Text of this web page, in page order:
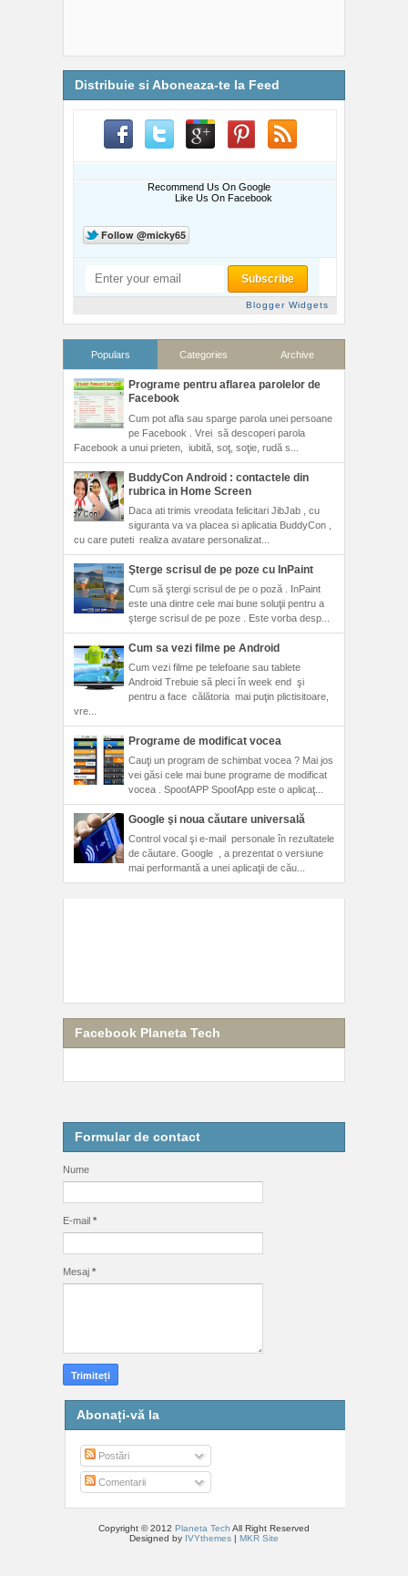
Distribuie si Aboneaza-te la Feed
Recommend Us On Google
Like Us On Facebook
Blogger Widgets
Populars Categories Archive
Programe pentru aflarea parolelor de
Facebook
Cum pot afla sau sparge parola unei persoane
pe Facebook . Vrei să descoperi parola
Facebook a unui prieten, iubită, soţ, soţie, rudă s...
BuddyCon Android : contactele din
rubrica in Home Screen
Daca ati trimis vreodata felicitari JibJab , cu
siguranta va va placea si aplicatia BuddyCon ,
cu care puteti realiza avatare personalizat...
Şterge scrisul de pe poze cu InPaint
Cum să ştergi scrisul de pe o poză . InPaint
este una dintre cele mai bune soluţii pentru a
şterge scrisul de pe poze . Este vorba desp...
Cum sa vezi filme pe Android
Cum vezi filme pe telefoane sau tablete
Android Trebuie să pleci în week end şi
pentru a face călătoria mai puţin plictisitoare,
vre...
Programe de modificat vocea
Cauţi un program de schimbat vocea ? Mai jos
vei găsi cele mai bune programe de modificat
vocea . SpoofAPP SpoofApp este o aplicaţ...
Google şi noua căutare universală
Control vocal şi e-mail personale în rezultatele
de căutare. Google , a prezentat o versiune
mai performantă a unei aplicaţii de cău...
Facebook Planeta Tech
Formular de contact
Nume
E-mail *
Mesaj *
Abonați-vă la
Postări
Comentarii
Copyright © 2012 Planeta Tech All Right Reserved
Designed by IVYthemes MKR Site